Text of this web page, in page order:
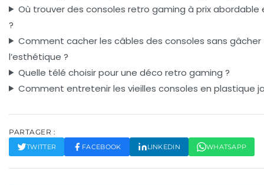
Où trouver des consoles retro gaming à prix abordable
?
Comment cacher les câbles des consoles sans gâcher
l’esthétique ?
Quelle télé choisir pour une déco retro gaming ?
Comment entretenir les vieilles consoles en plastique
PARTAGER :
TWITTER FACEBOOK LINKEDIN WHATSAPP